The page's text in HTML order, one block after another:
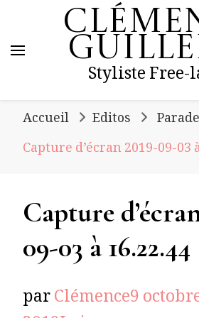
Styliste Free-
Accueil Editos
Capture d’écran 2019-09-03
Capture
09-03 à 16.22.44
parClémence9